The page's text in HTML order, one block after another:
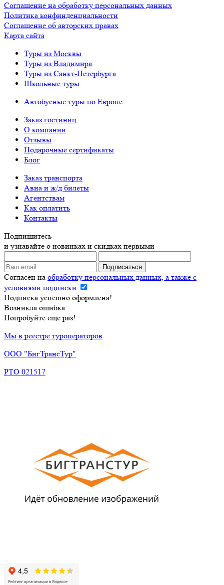
Соглашение на обработку персональных данных
Политика конфинденциальности
Соглашение об авторских правах
Карта сайта
Туры из Москвы
Туры из Владимира
Туры из Санкт-Петербурга
Школьные туры
Автобусные туры по Европе
Заказ гостиниц
О компании
Отзывы
Подарочные сертификаты
Блог
Заказ транспорта
Авиа и ж/д билеты
Агентствам
Как оплатить
Контакты
Подпишитесь
и узнавайте о новинках и скидках первыми
Согласен на обработку персональных данных, а также с
условиями подписки
Подписка успешно оформлена!
Возникла ошибка.
Попробуйте еще раз!
Мы в реестре туроператоров
ООО "БигТрансТур"
РТО 021517